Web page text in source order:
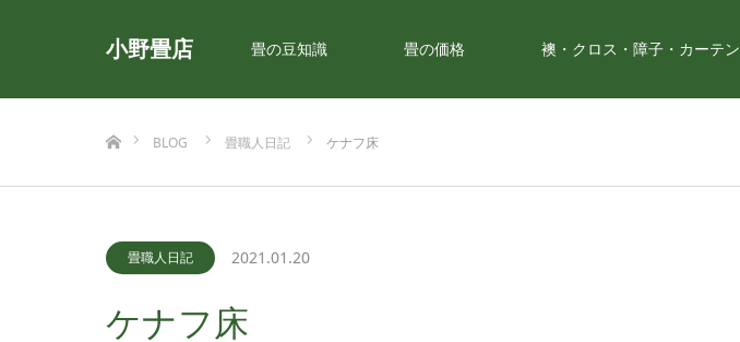
小野畳店 畳の豆知識 畳の価格 襖・クロス・障子・カーテン
BLOG
畳職人日記 ケナフ床
畳職人日記 2021.01.20
ケナフ床